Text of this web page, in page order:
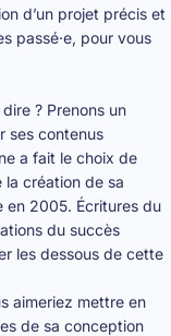
d’un projet précis et
passé·e, pour vous
? Prenons un
ses contenus
a fait le choix de
création de sa
en 2005. Écritures du
du succès
les dessous de cette
aimeriez mettre en
de sa conception